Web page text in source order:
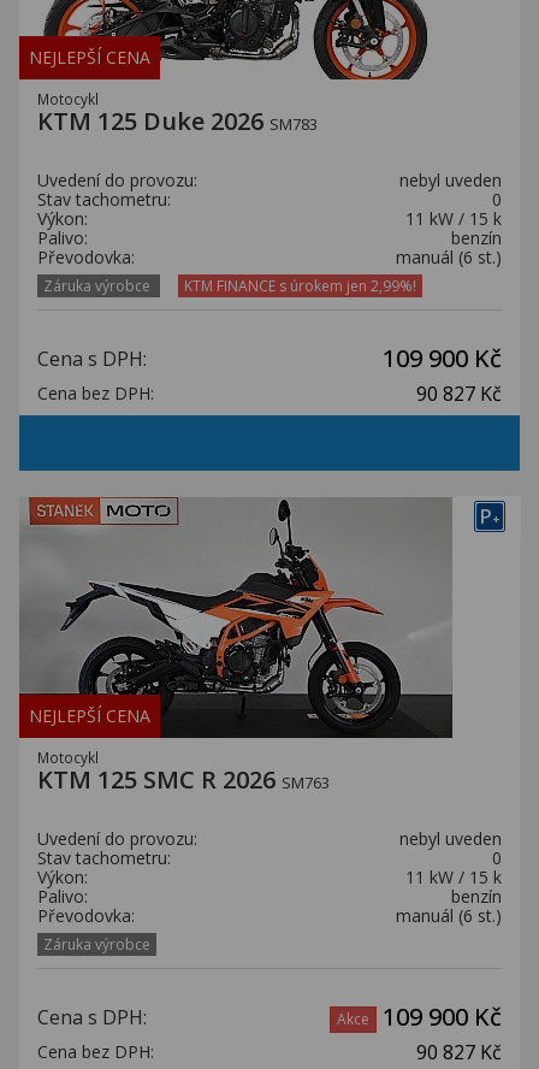
NEJLEPŠÍ CENA
Motocykl
KTM 125 Duke 2026 SM783
Uvedení do provozu:
nebyl uveden
Stav tachometru:
0
Výkon:
11 kW / 15 k
Palivo:
benzín
Převodovka:
manuál (6 st.)
Záruka výrobce KTM FINANCE s úrokem jen 2,99%!
Cena s DPH: 109 900 Kč
Cena bez DPH: 90 827 Kč
P+
NEJLEPŠÍ CENA
Motocykl
KTM 125 SMC R 2026 SM763
Uvedení do provozu:
nebyl uveden
Stav tachometru:
0
Výkon:
11 kW / 15 k
Palivo:
benzín
Převodovka:
manuál (6 st.)
Záruka výrobce
Cena s DPH: Akce 109 900 Kč
Cena bez DPH: 90 827 Kč